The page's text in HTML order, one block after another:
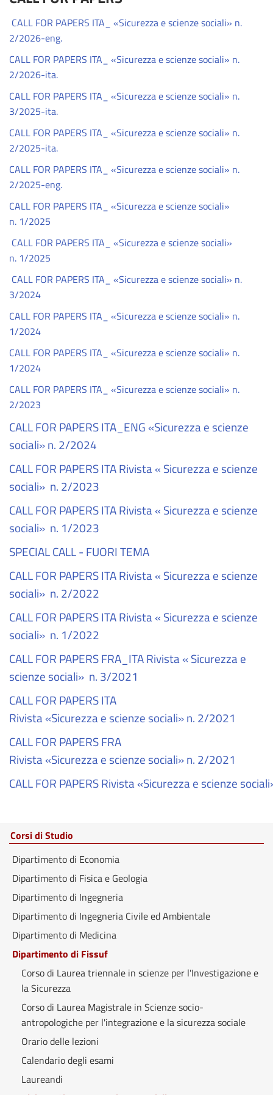
CALL FOR PAPERS ITA_ «Sicurezza e scienze sociali» n.
2/2026-eng.
CALL FOR PAPERS ITA_ «Sicurezza e scienze sociali» n.
2/2026-ita.
CALL FOR PAPERS ITA_ «Sicurezza e scienze sociali» n.
3/2025-ita.
CALL FOR PAPERS ITA_ «Sicurezza e scienze sociali» n.
2/2025-ita.
CALL FOR PAPERS ITA_ «Sicurezza e scienze sociali» n.
2/2025-eng.
CALL FOR PAPERS ITA_ «Sicurezza e scienze sociali»
n. 1/2025
CALL FOR PAPERS ITA_ «Sicurezza e scienze sociali»
n. 1/2025
CALL FOR PAPERS ITA_ «Sicurezza e scienze sociali» n.
3/2024
CALL FOR PAPERS ITA_ «Sicurezza e scienze sociali» n.
1/2024
CALL FOR PAPERS ITA_ «Sicurezza e scienze sociali» n.
1/2024
CALL FOR PAPERS ITA_ «Sicurezza e scienze sociali» n.
2/2023
CALL FOR PAPERS ITA_ENG «Sicurezza e scienze
sociali» n. 2/2024
CALL FOR PAPERS ITA Rivista « Sicurezza e scienze
sociali» n. 2/2023
CALL FOR PAPERS ITA Rivista « Sicurezza e scienze
sociali» n. 1/2023
SPECIAL CALL - FUORI TEMA
CALL FOR PAPERS ITA Rivista « Sicurezza e scienze
sociali» n. 2/2022
CALL FOR PAPERS ITA Rivista « Sicurezza e scienze
sociali» n. 1/2022
CALL FOR PAPERS FRA_ITA Rivista« Sicurezza e
scienze sociali» n. 3/2021
CALL FOR PAPERS ITA
Rivista «Sicurezza e scienze sociali» n. 2/2021
CALL FOR PAPERS FRA
Rivista «Sicurezza e scienze sociali» n. 2/2021
CALL FOR PAPERS Rivista «Sicurezza e scienze
Corsi di Studio
Dipartimento di Economia
Dipartimento di Fisica e Geologia
Dipartimento di Ingegneria
Dipartimento di Ingegneria Civile ed Ambientale
Dipartimento di Medicina
Dipartimento di Fissuf
Corso di Laurea triennale in scienze per l'Investigazione e
la Sicurezza
Corso di Laurea Magistrale in Scienze socio-
antropologiche per l'integrazione e la sicurezza sociale
Orario delle lezioni
Calendario degli esami
Laureandi